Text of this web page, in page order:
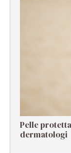
Pelle
dermatologi